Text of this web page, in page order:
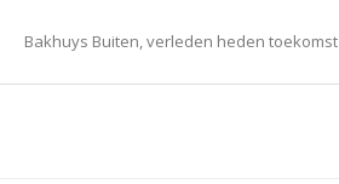
Bakhuys Buiten, verleden heden toekomst